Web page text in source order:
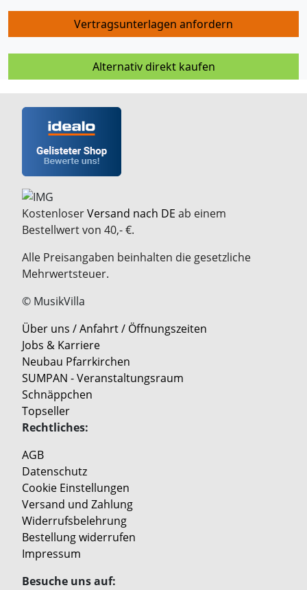
Vertragsunterlagen anfordern
Alternativ direkt kaufen
KostenloserVersand nach DE ab einem
Bestellwert von 40,- €.
Alle Preisangaben beinhalten die gesetzliche
Mehrwertsteuer.
© MusikVilla
Über uns / Anfahrt / Öffnungszeiten
Jobs & Karriere
Neubau Pfarrkirchen
SUMPAN - Veranstaltungsraum
Schnäppchen
Topseller
Rechtliches:
AGB
Datenschutz
Cookie Einstellungen
Versand und Zahlung
Widerrufsbelehrung
Bestellung widerrufen
Impressum
Besuche uns auf: